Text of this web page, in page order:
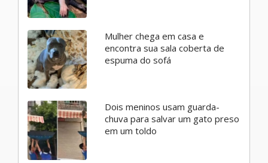
Mulher chega em casa e
encontra sua sala coberta de
espuma do sofá
Dois meninos usam guarda-
chuva para salvar um gato preso
em um toldo